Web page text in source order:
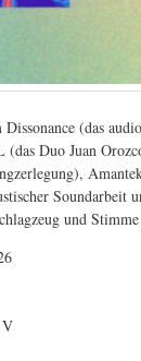
(das
Duo Juan
Soundarbeit
und
V